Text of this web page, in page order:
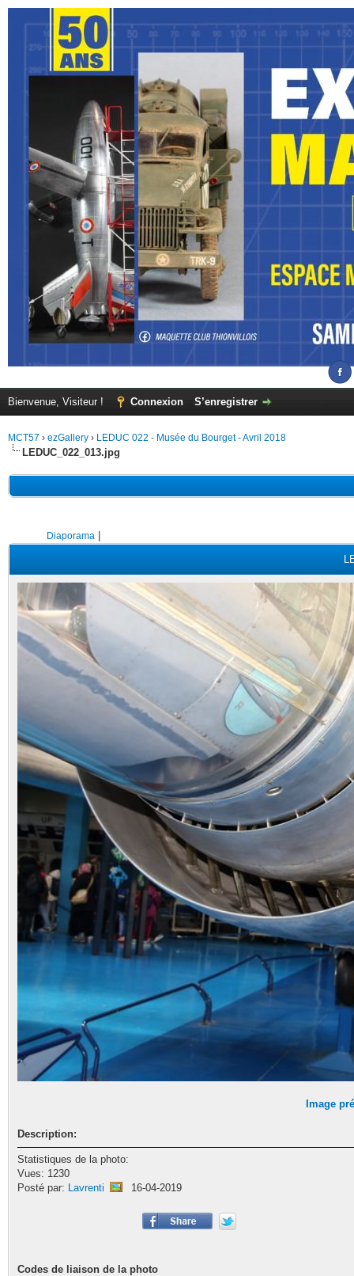
Bienvenue, Visiteur ! Connexion S’enregistrer
MCT57 › ezGallery › LEDUC 022 - Musée du Bourget - Avril 2018
LEDUC_022_013.jpg
Diaporama|
Image
Description:
Statistiques de la photo:
Vues: 1230
Posté par: Lavrenti 16-04-2019
Codes de liaison de la photo